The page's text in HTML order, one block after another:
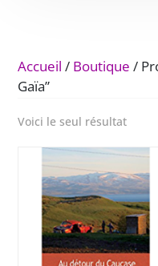
Accueil / Boutique /
Gaïa”
Voici le seul résultat